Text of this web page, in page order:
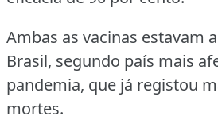
Ambas as vacinas estavam
Brasil, segundo país mais
pandemia, que já registou
mortes.